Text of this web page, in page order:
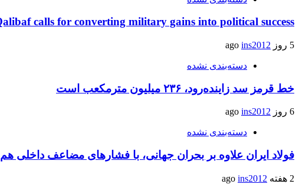
calls for converting military gains into political success
5 روز ago ins2012
دسته‌بندی نشده
خط قرمز سد زاینده‌رود، ۲۳۶ میلیون مترمکعب است
6 روز ago ins2012
دسته‌بندی نشده
فولاد ایران علاوه بر بحران جهانی، با فشارهای مضاعف داخلی
2 هفته ago ins2012